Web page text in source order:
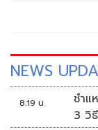
NEWS
8:19 น.
ชำแ
3 วิ